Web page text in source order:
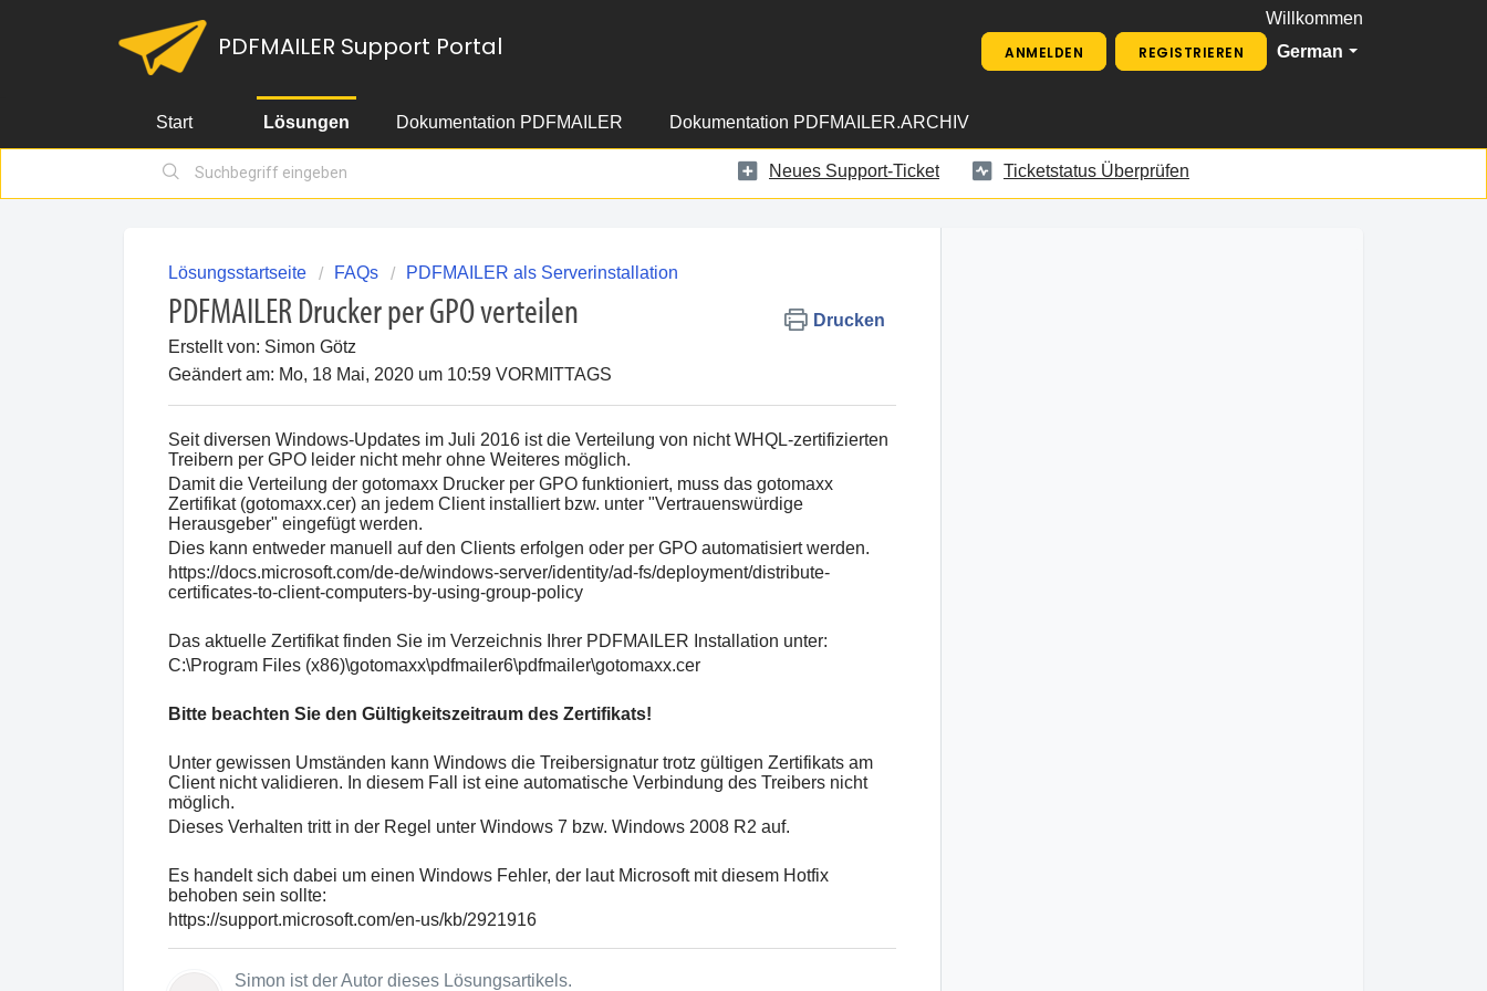
PDFMAILER Support Portal German
Willkommen
ANMELDEN
REGISTRIEREN
Start Lösungen Dokumentation PDFMAILER Dokumentation PDFMAILER.ARCHIV
Neues Support-Ticket Ticketstatus Überprüfen
Lösungsstartseite FAQs PDFMAILER als Serverinstallation
PDFMAILER Drucker per GPO verteilen
Drucken
Erstellt von: Simon Götz
Geändert am: Mo, 18 Mai, 2020 um 10:59 VORMITTAGS
Seit diversen Windows-Updates im Juli 2016 ist die Verteilung von nicht WHQL-zertifizierten
Treibern per GPO leider nicht mehr ohne Weiteres möglich.
Damit die Verteilung der gotomaxx Drucker per GPO funktioniert, muss das gotomaxx
Zertifikat (gotomaxx.cer) an jedem Client installiert bzw. unter "Vertrauenswürdige
Herausgeber" eingefügt werden.
Dies kann entweder manuell auf den Clients erfolgen oder per GPO automatisiert werden.
https://docs.microsoft.com/de-de/windows-server/identity/ad-fs/deployment/distribute-
certificates-to-client-computers-by-using-group-policy
Das aktuelle Zertifikat finden Sie im Verzeichnis Ihrer PDFMAILER Installation unter:
C:\Program Files (x86)\gotomaxx\pdfmailer6\pdfmailer\gotomaxx.cer
Bitte beachten Sie den Gültigkeitszeitraum des Zertifikats!
Unter gewissen Umständen kann Windows die Treibersignatur trotz gültigen Zertifikats am
Client nicht validieren. In diesem Fall ist eine automatische Verbindung des Treibers nicht
möglich.
Dieses Verhalten tritt in der Regel unter Windows 7 bzw. Windows 2008 R2 auf.
Es handelt sich dabei um einen Windows Fehler, der laut Microsoft mit diesem Hotfix
behoben sein sollte:
https://support.microsoft.com/en-us/kb/2921916
Simon ist der Autor dieses Lösungsartikels.